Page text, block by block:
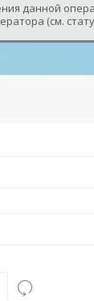
данной
(см.